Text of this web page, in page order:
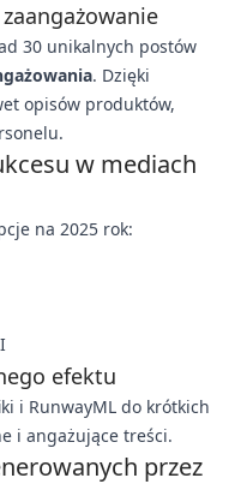
30 unikalnych postów
. Dzięki
opisów produktów,
w mediach
na 2025 rok:
efektu
i RunwayML do krótkich
i angażujące treści.
przez